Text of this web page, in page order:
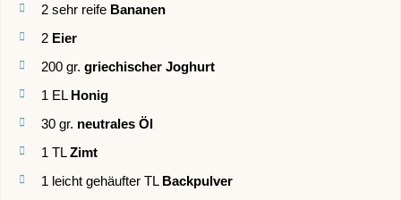
2 sehr reife Bananen
2 Eier
200 gr. griechischer Joghurt
1 EL Honig
30 gr. neutrales Öl
1 TL Zimt
1 leicht gehäufter TL Backpulver